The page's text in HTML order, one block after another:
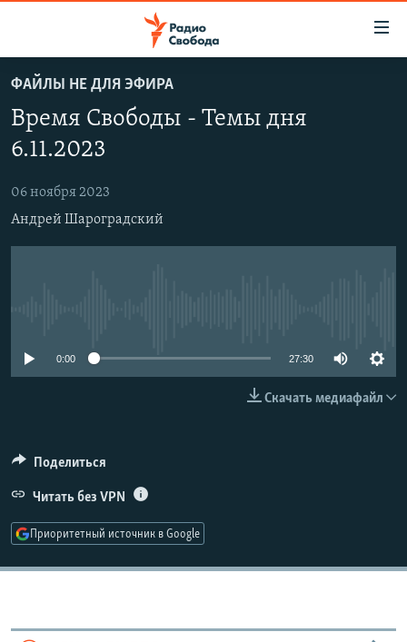
упрощенного
доступа
Вернуться
содержанию
Вернутся
поиску
ПРОГРАММЫ
ПОДКАСТЫ
АВТОРСКИЕ ПРОЕКТЫ
ЦИТАТЫ СВОБОДЫ
МНЕНИЯ
СЕВЕР.РЕАЛИИ
ПОДПИШИТЕСЬ НА РАССЫЛКУ
СОЦИАЛЬНЫЕ СЕТИ
Все сайты РСЕ/РС
ФАЙЛЫ НЕ ДЛЯ ЭФИРА
Время Свободы - Темы дня
6.11.2023
06 ноября 2023
Андрей Шароградский
0:00 27:30
Скачать медиафайл
Поделиться
Читать без VPN
Приоритетный источник в Google